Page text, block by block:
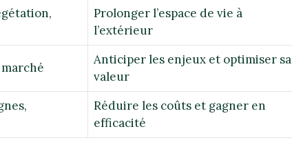
Prolonger l’espace de vie à
l’extérieur
Anticiper les enjeux et optimiser sa
valeur
Réduire les coûts et gagner en
efficacité